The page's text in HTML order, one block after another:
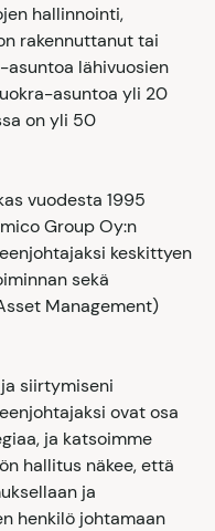
hallinnointi,
rakennuttanut tai
lähivuosien
asuntoa yli 20
on yli 50
vuodesta 1995
Group Oy:n
keskittyen
sekä
Management)
siirtymiseni
ovat osa
ja katsoimme
hallitus näkee, että
ja
henkilö johtamaan